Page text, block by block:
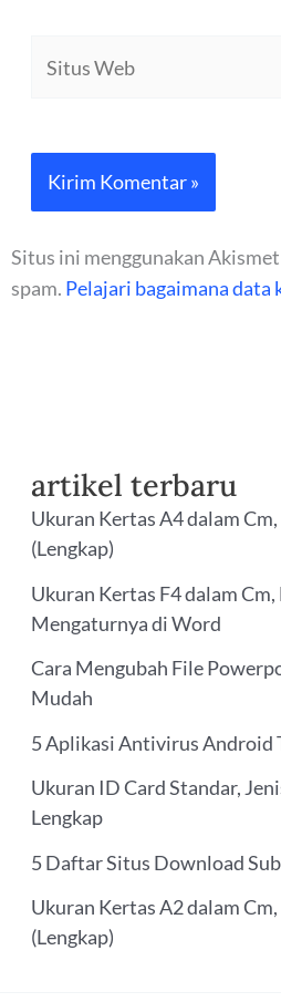
Web
Situs ini menggunakan
spam. Pelajari bagaimana data
artikel terbaru
Ukuran Kertas A4 dalam
(Lengkap)
Ukuran Kertas F4 dalam
Mengaturnya di Word
Cara Mengubah File
Mudah
5 Aplikasi Antivirus Android
Ukuran ID Card Standar,
Lengkap
5 Daftar Situs Download
Ukuran Kertas A2 dalam
(Lengkap)